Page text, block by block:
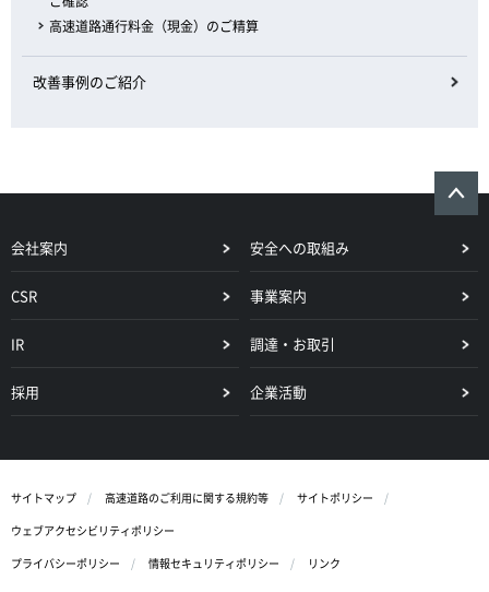
高速道路通行料金（現金）のご精算
改善事例のご紹介
会社案内 安全への取組み
CSR 事業案内
IR 調達・お取引
採用 企業活動
サイトマップ 高速道路のご利用に関する規約等
サイトポリシー
ウェブアクセシビリティポリシー
プライバシーポリシー
情報セキュリティポリシー リンク